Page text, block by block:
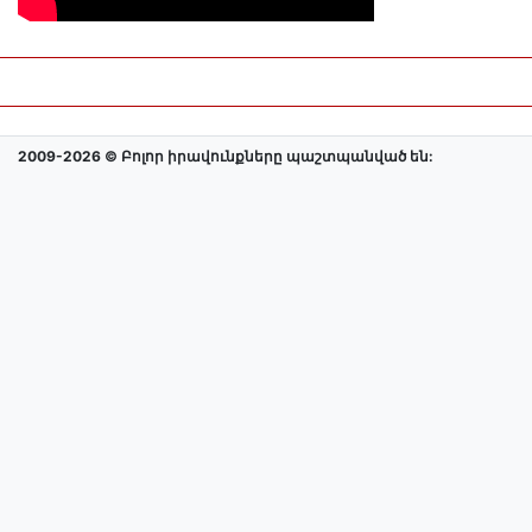
2009-2026 © Բոլոր իրավունքները պաշտպանված են: